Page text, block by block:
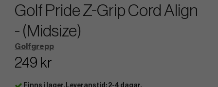
Golf Pride Z-Grip Cord Align
- (Midsize)
Golfgrepp
249 kr